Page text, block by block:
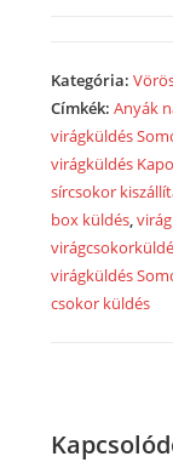
rose
bunch
-
VR1019
mennyiség
Kategória:
Címkék:Anyák
virágküldés
virágküldés
sírcsokor
box küldés ,
virágküldés
csokor küldés